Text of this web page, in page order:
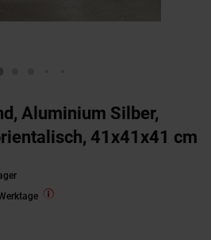
Aluminium Silber,
41x41x41 cm